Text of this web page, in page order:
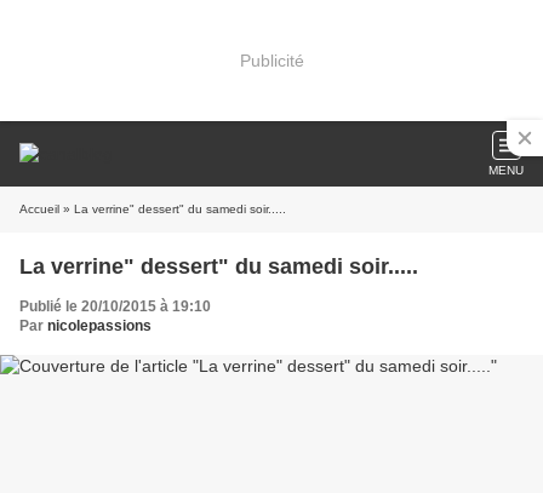
Publicité
MENU
Accueil » La verrine" dessert" du samedi soir.....
La verrine" dessert" du samedi soir.....
Publié le 20/10/2015 à 19:10
Par nicolepassions